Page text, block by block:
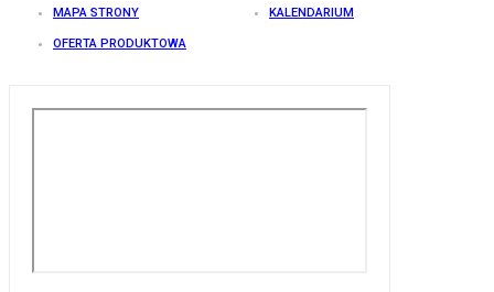
MAPA STRONY KALENDARIUM
OFERTA PRODUKTOWA